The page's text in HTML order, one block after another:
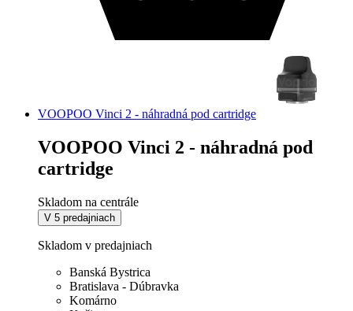
VOOPOO Vinci 2 - náhradná pod cartridge
VOOPOO Vinci 2 - náhradná pod
cartridge
Skladom na centrále
V 5 predajniach
Skladom v predajniach
Banská Bystrica
Bratislava - Dúbravka
Komárno